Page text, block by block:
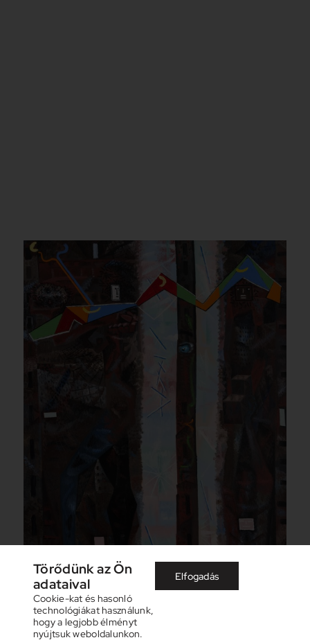
Törődünk az Ön
adataival
Cookie-kat és hasonló
technológiákat használunk,
hogy a legjobb élményt
nyújtsuk weboldalunkon.
Elfogadás